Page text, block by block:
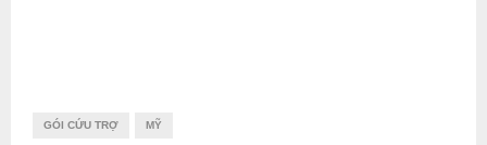
GÓI CỨU TRỢ MỸ